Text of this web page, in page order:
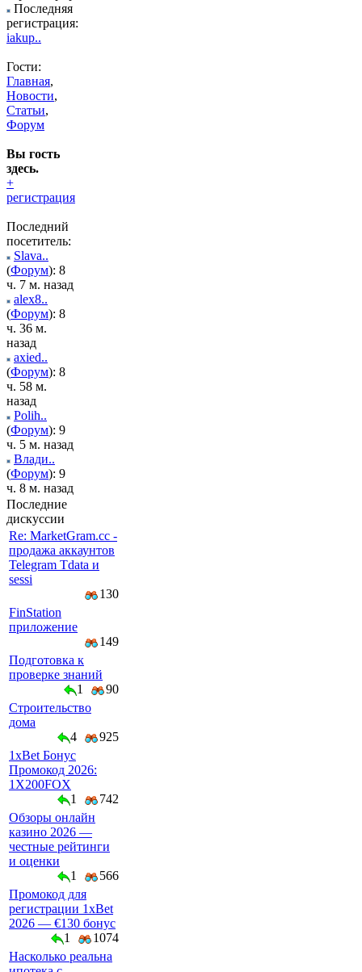
Последняя
регистрация:
iakup..
Гости:
Главная,
Новости,
Статьи,
Форум
Вы гость
здесь.
+
регистрация
Последний
посетитель:
Slava..
(Форум): 8
ч. 7 м. назад
alex8..
(Форум): 8
ч. 36 м.
назад
axied..
(Форум): 8
ч. 58 м.
назад
Polih..
(Форум): 9
ч. 5 м. назад
Влади..
(Форум): 9
ч. 8 м. назад
Последние
дискуссии
Re: MarketGram.cc -
продажа аккаунтов
Telegram Tdata и
sessi
130
FinStation
приложение
149
Подготовка к
проверке знаний
1
90
Строительство
дома
4
925
1xBet Бонус
Промокод 2026:
1X200FOX
1
742
Обзоры онлайн
казино 2026 —
честные рейтинги
и оценки
1
566
Промокод для
регистрации 1xBet
2026 — €130 бонус
1
1074
Насколько реальна